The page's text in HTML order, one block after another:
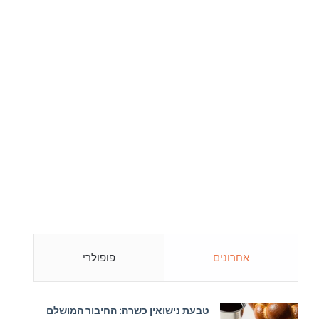
אחרונים פופולרי
טבעת נישואין כשרה: החיבור המושלם